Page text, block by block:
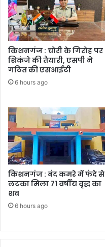
किशनगंज : चोरी के गिरोह पर
शिकंजे की तैयारी, एसपी ने
गठित की एसआईटी
6 hours ago
किशनगंज : बंद कमरे में फंदे से
लटका मिला 71 वर्षीय वृद्ध का
शव
6 hours ago